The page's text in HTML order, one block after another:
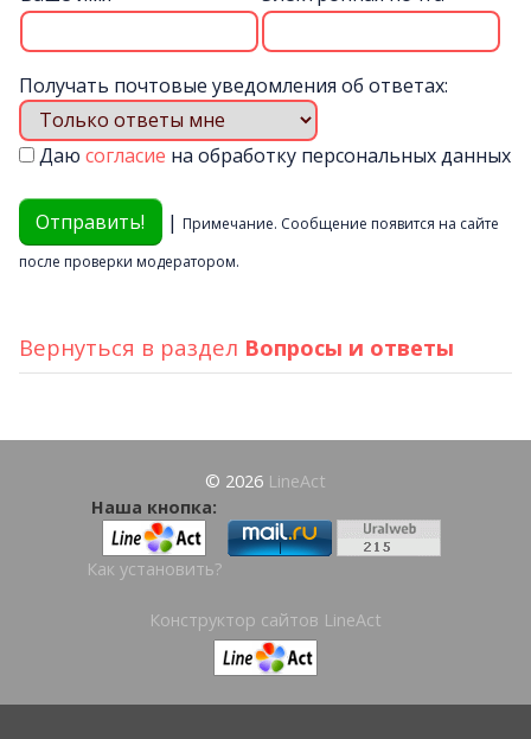
Получать почтовые уведомления об ответах:
Даю согласие на обработку персональных данных
| Примечание. Сообщение появится на сайте
после проверки модератором.
Вернуться в раздел Вопросы и ответы
© 2026 LineAct
Наша кнопка:
Как установить?
Конструктор сайтов LineAct